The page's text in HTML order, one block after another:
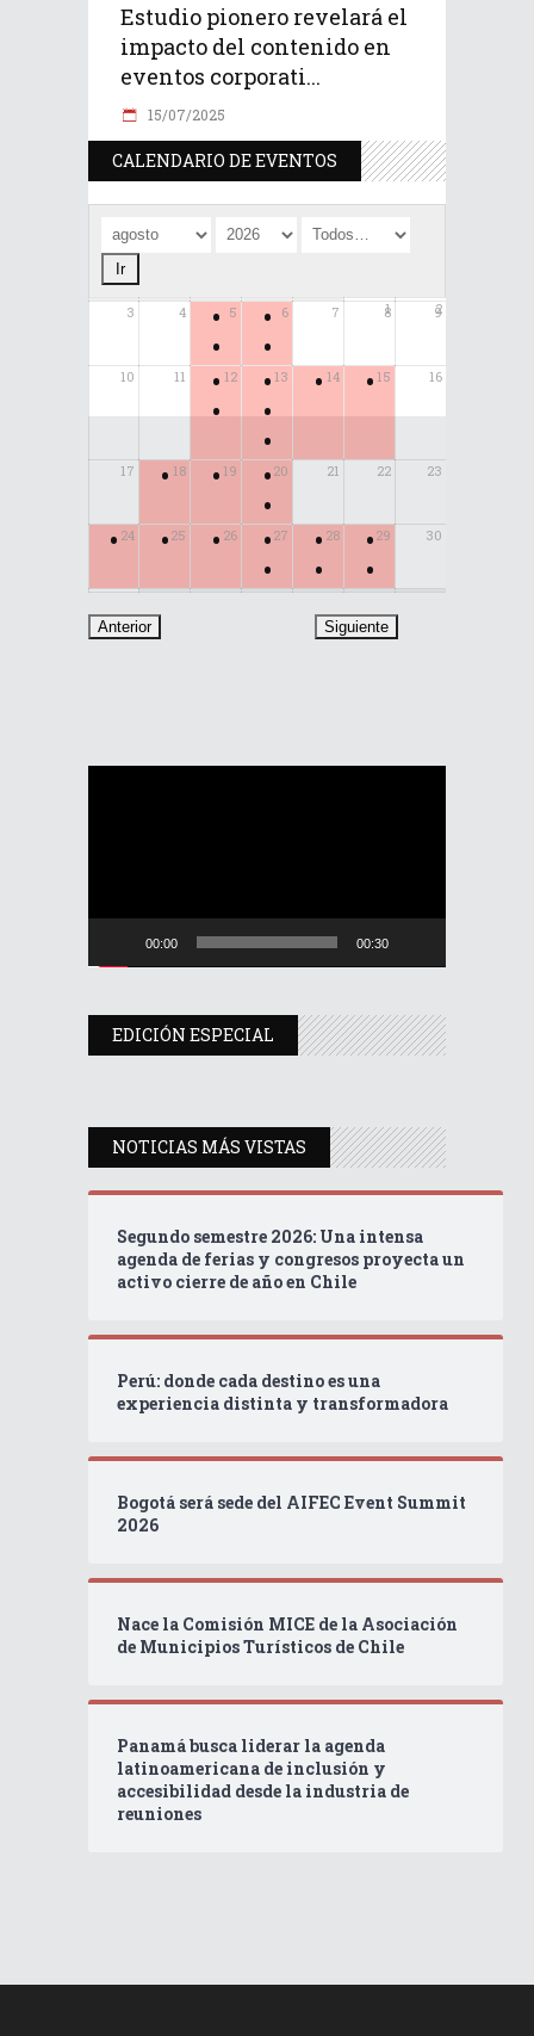
Estudio pionero revelará el
impacto del contenido en
eventos corporati...
15/07/2025
CALENDARIO DE EVENTOS
1 2
3 4 5
•
•
6
•
•
7 8 9
10 11 12
•
•
13
•
•
•
14
• 15
• 16
17 18
• 19
• 20
•
•
21 22 23
24
• 25
• 26
• 27
•
•
28
•
•
29
•
•
30
00:00 00:30
EDICIÓN ESPECIAL
NOTICIAS MÁS VISTAS
Segundo semestre 2026: Una intensa
agenda de ferias y congresos proyecta un
activo cierre de año en Chile
Perú: donde cada destino es una
experiencia distinta y transformadora
Bogotá será sede del AIFEC Event Summit
2026
Nace la Comisión MICE de la Asociación
de Municipios Turísticos de Chile
Panamá busca liderar la agenda
latinoamericana de inclusión y
accesibilidad desde la industria de
reuniones